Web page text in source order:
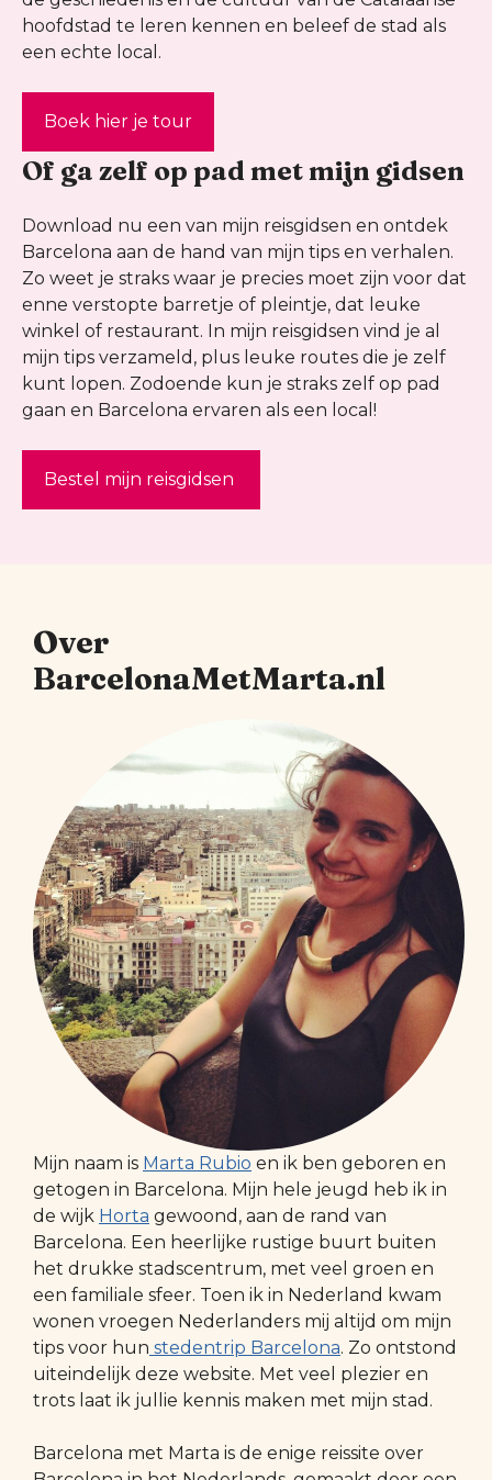
hoofdstad te leren kennen en beleef de stad als
een echte local.
Boek hier je tour
Of ga zelf op pad met mijn gidsen
Download nu een van mijn reisgidsen en ontdek
Barcelona aan de hand van mijn tips en verhalen.
Zo weet je straks waar je precies moet zijn voor dat
enne verstopte barretje of pleintje, dat leuke
winkel of restaurant. In mijn reisgidsen vind je al
mijn tips verzameld, plus leuke routes die je zelf
kunt lopen. Zodoende kun je straks zelf op pad
gaan en Barcelona ervaren als een local!
Bestel mijn reisgidsen
Over
BarcelonaMetMarta.nl
Mijn naam is Marta Rubio en ik ben geboren en
getogen in Barcelona. Mijn hele jeugd heb ik in
de wijk Horta gewoond, aan de rand van
Barcelona. Een heerlijke rustige buurt buiten
het drukke stadscentrum, met veel groen en
een familiale sfeer. Toen ik in Nederland kwam
wonen vroegen Nederlanders mij altijd om mijn
tips voor hun stedentrip Barcelona. Zo ontstond
uiteindelijk deze website. Met veel plezier en
trots laat ik jullie kennis maken met mijn stad.
Barcelona met Marta is de enige reissite over